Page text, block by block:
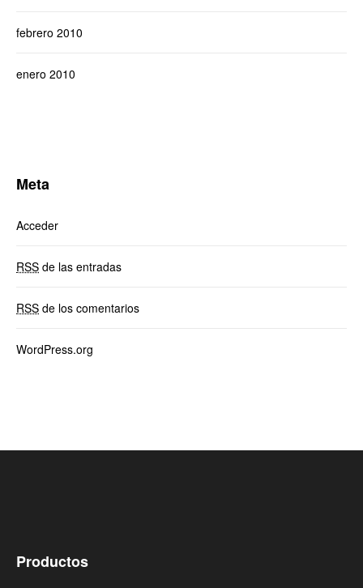
febrero 2010
enero 2010
Meta
Acceder
RSS de las entradas
RSS de los comentarios
WordPress.org
Productos